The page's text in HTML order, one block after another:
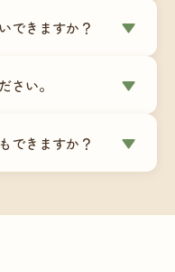
ソフトを導入される
ご利用中の場合は、
できますか？ ▼
15,000円〜、年末調
見積りします。
さい。 ▼
ご要望のヒアリング
クラウドの初期設
ませんので、お気軽
できますか？ ▼